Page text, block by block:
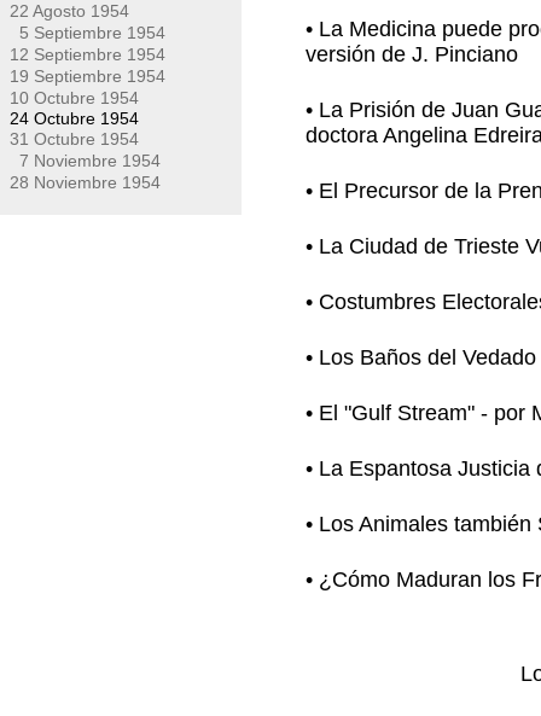
22 Agosto 1954
5 Septiembre 1954
12 Septiembre 1954
19 Septiembre 1954
10 Octubre 1954
24 Octubre 1954
31 Octubre 1954
7 Noviembre 1954
28 Noviembre 1954
• La Medicina puede
versión de J. Pinciano
• La Prisión de Juan
doctora Angelina
• El Precursor de la
• La Ciudad de Trieste
• Costumbres
• Los Baños del
• El "Gulf Stream" - por
• La Espantosa
• Los Animales
• ¿Cómo Maduran los